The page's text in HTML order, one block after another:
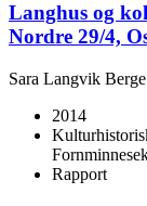
Langhus og
Nordre 29/4,
Sara Langvik
2014
Rapport